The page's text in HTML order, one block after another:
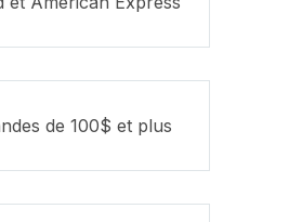
de 100$ et plus